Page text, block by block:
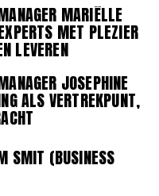
MARIËLLE
MET PLEZIER
LEVEREN
JOSEPHINE
ALS VERTREKPUNT,
SMIT (BUSINESS